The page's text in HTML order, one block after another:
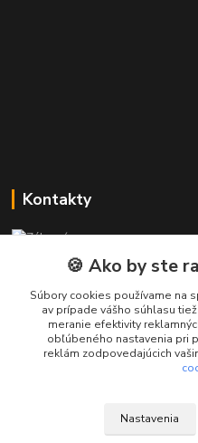
Kontakty
+421 911 010
Po-Pia, 13-17 hod.
info@presmartfon.sk
🍪 Ako by ste
Súbory cookies používame na
av prípade vášho súhlasu
meranie efektivity
obľúbeného nastavenia pri
reklám zodpovedajúcich
Nastavenia